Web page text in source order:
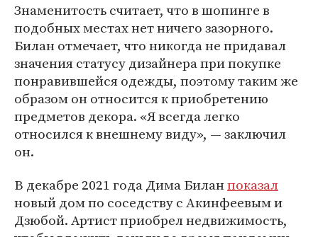
Знаменитость считает, что в шопинге в
подобных местах нет ничего зазорного.
Билан отмечает, что никогда не придавал
значения статусу дизайнера при покупке
понравившейся одежды, поэтому таким же
образом он относится к приобретению
предметов декора. «Я всегда легко
относился к внешнему виду», — заключил
он.
В декабре 2021 года Дима Биланпоказал
новый дом по соседству с Акинфеевым и
Дзюбой. Артист приобрел недвижимость,